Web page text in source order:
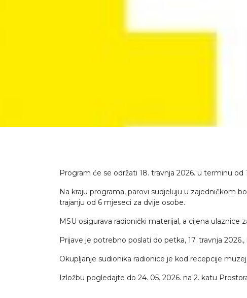
Program će se održati 18. travnja 2026. u terminu od
Na kraju programa, parovi sudjeluju u zajedničkom
trajanju od 6 mjeseci za dvije osobe.
MSU osigurava radionički materijal, a cijena ulaznice
Prijave je potrebno poslati do petka, 17. travnja
Okupljanje sudionika radionice je kod recepcije
Izložbu pogledajte do 24. 05. 2026. na 2. katu